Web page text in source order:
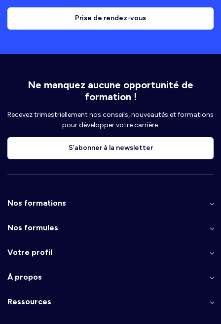
Prise de rendez-vous
Ne manquez aucune opportunité de
formation !
Recevez trimestriellement nos conseils, nouveautés et formations
pour développer votre carrière.
S’abonner à la newsletter
Nos formations
Nos formules
Votre profil
À propos
Ressources